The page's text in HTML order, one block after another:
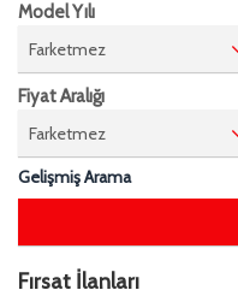
Model Yılı
Farketmez
Fiyat Aralığı
Farketmez
Gelişmiş Arama
Fırsat İlanları